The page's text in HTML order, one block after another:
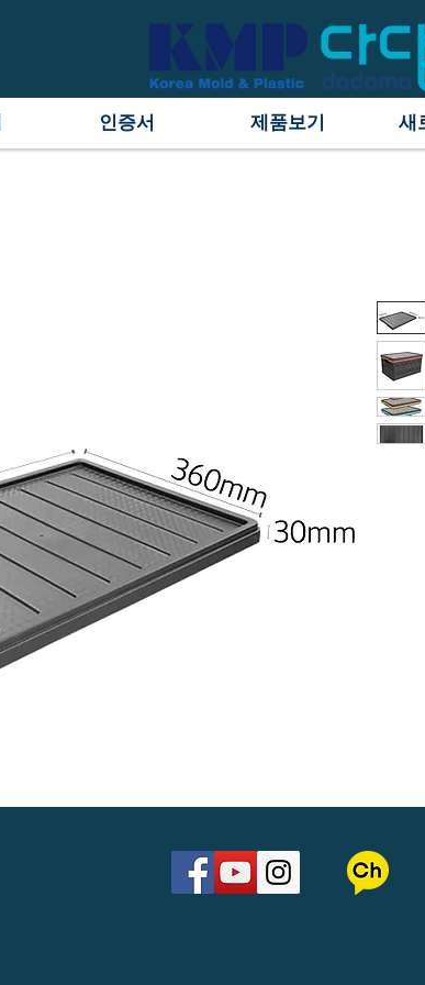
인증서 제품보기 새